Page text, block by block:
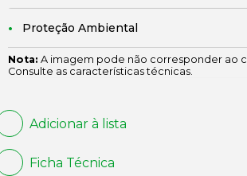
Proteção Ambiental
Nota: A imagem pode não corresponder ao
Consulte as características técnicas.
Adicionar à lista
Ficha Técnica